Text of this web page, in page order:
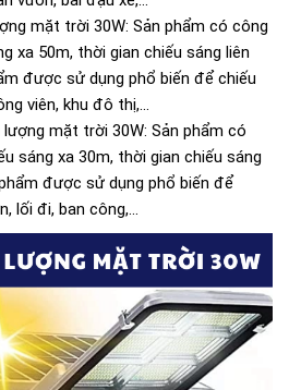
mặt trời 30W: Sản phẩm có công
xa 50m, thời gian chiếu sáng liên
được sử dụng phổ biến để chiếu
viên, khu đô thị,...
mặt trời 30W: Sản phẩm có
sáng xa 30m, thời gian chiếu sáng
được sử dụng phổ biến để
lối đi, ban công,...